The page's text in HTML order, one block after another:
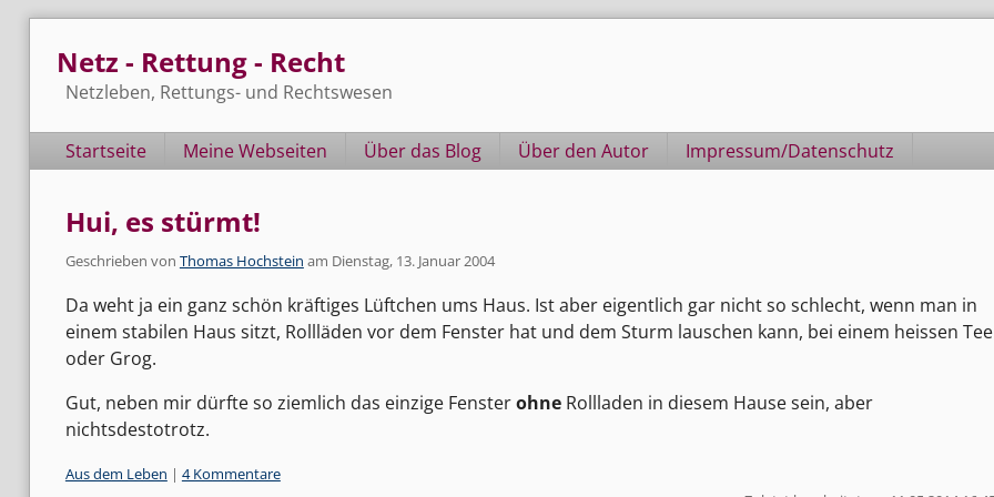
Netz - Rettung - Recht
Netzleben, Rettungs- und Rechtswesen
Navigation
Startseite Meine Webseiten Über das Blog Über den Autor Impressum/Datenschutz
Hui, es stürmt!
Geschrieben von Thomas Hochstein am Dienstag, 13. Januar 2004
Da weht ja ein ganz schön kräftiges Lüftchen ums Haus. Ist aber eigentlich gar nicht so schlecht, wenn man in
einem stabilen Haus sitzt, Rollläden vor dem Fenster hat und dem Sturm lauschen kann, bei einem heissen Tee
oder Grog.
Gut, neben mir dürfte so ziemlich das einzige FensterohneRollladen in diesem Hause sein, aber
nichtsdestotrotz.
Kategorien:
Aus dem Leben | 4 Kommentare